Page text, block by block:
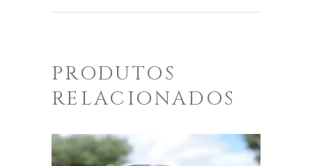
PRODUTOS
RELACIONADOS